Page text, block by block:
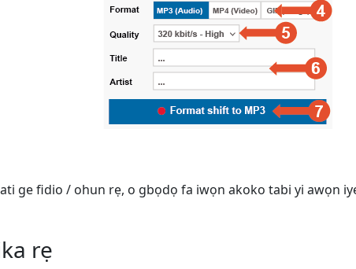
ge fidio / ohun rẹ, o gbọdọ fa iwọn akoko tabi yi awọn
rẹ